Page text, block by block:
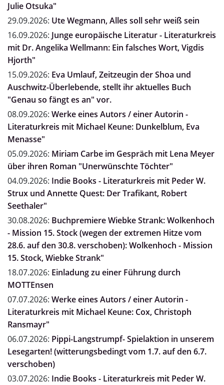
Julie Otsuka"
29.09.2026: Ute Wegmann, Alles soll sehr weiß sein
16.09.2026: Junge europäische Literatur - Literaturkreis
mit Dr. Angelika Wellmann: Ein falsches Wort, Vigdis
Hjorth"
15.09.2026: Eva Umlauf, Zeitzeugin der Shoa und
Auschwitz-Überlebende, stellt ihr aktuelles Buch
"Genau so fängt es an" vor.
08.09.2026: Werke eines Autors / einer Autorin -
Literaturkreis mit Michael Keune: Dunkelblum, Eva
Menasse"
05.09.2026: Miriam Carbe im Gespräch mit Lena Meyer
über ihren Roman "Unerwünschte Töchter"
04.09.2026: Indie Books - Literaturkreis mit Peder W.
Strux und Annette Quest: Der Trafikant, Robert
Seethaler"
30.08.2026: Buchpremiere Wiebke Strank: Wolkenhoch
- Mission 15. Stock (wegen der extremen Hitze vom
28.6. auf den 30.8. verschoben): Wolkenhoch - Mission
15. Stock, Wiebke Strank"
18.07.2026: Einladung zu einer Führung durch
MOTTEnsen
07.07.2026: Werke eines Autors / einer Autorin -
Literaturkreis mit Michael Keune: Cox, Christoph
Ransmayr"
06.07.2026: Pippi-Langstrumpf- Spielaktion in unserem
Lesegarten! (witterungsbedingt vom 1.7. auf den 6.7.
verschoben)
03.07.2026: Indie Books - Literaturkreis mit Peder W.